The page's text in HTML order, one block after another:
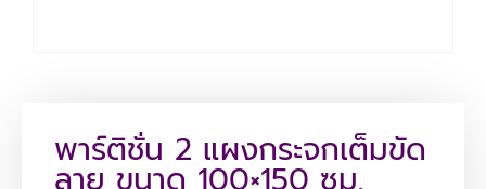
พาร์ติชั่น 2 แผงกระจกเต็มขัด